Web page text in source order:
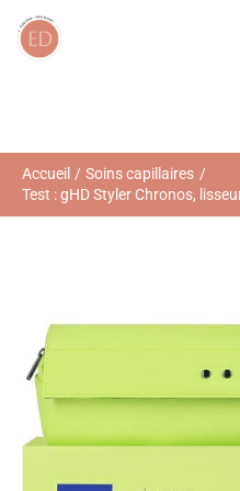
Accueil
Soins capillaires
Test : gHD Styler Chronos,
R
e
r
c